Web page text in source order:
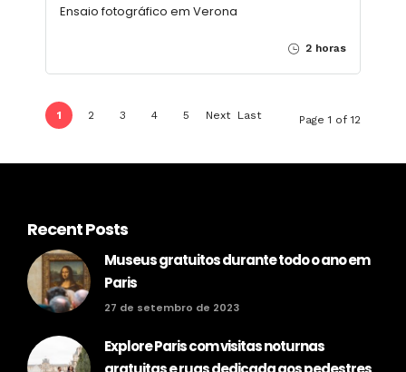
Ensaio fotográfico em Verona
2 horas
1 2 3 4 5 Next Last Page 1 of 12
Recent Posts
Museus gratuitos durante todo o ano em
Paris
27 de setembro de 2023
Explore Paris com visitas noturnas